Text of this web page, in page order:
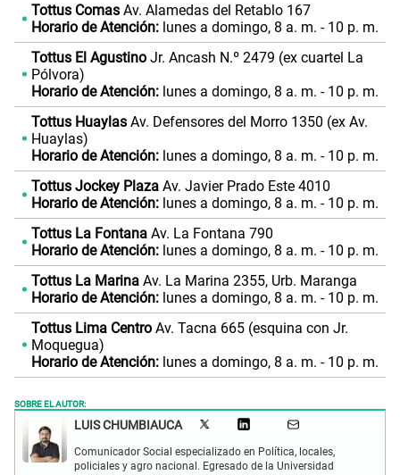
Tottus ComasAv. Alamedas del Retablo 167
Horario de Atención:lunes a domingo, 8 a. m. - 10 p. m.
Tottus El AgustinoJr. Ancash N.º 2479 (ex cuartel La
Pólvora)
Horario de Atención:lunes a domingo, 8 a. m. - 10 p. m.
Tottus HuaylasAv. Defensores del Morro 1350 (ex Av.
Huaylas)
Horario de Atención:lunes a domingo, 8 a. m. - 10 p. m.
Tottus Jockey PlazaAv. Javier Prado Este 4010
Horario de Atención:lunes a domingo, 8 a. m. - 10 p. m.
Tottus La FontanaAv. La Fontana 790
Horario de Atención:lunes a domingo, 8 a. m. - 10 p. m.
Tottus La MarinaAv. La Marina 2355, Urb. Maranga
Horario de Atención:lunes a domingo, 8 a. m. - 10 p. m.
Tottus Lima CentroAv. Tacna 665 (esquina con Jr.
Moquegua)
Horario de Atención:lunes a domingo, 8 a. m. - 10 p. m.
SOBRE EL AUTOR:
LUIS CHUMBIAUCA
Comunicador Social especializado en Política, locales,
policiales y agro nacional. Egresado de la Universidad